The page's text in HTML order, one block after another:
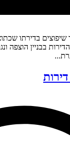
שיפוצים בדירתו
בבניין הוצפה